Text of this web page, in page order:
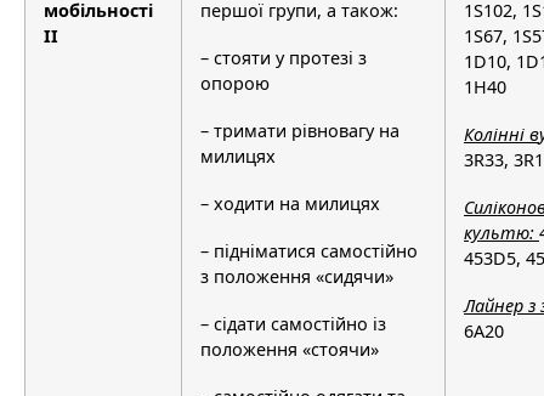
мобільності
II
першої групи, а також:
– стояти у протезі з
опорою
– тримати рівновагу на
милицях
– ходити на милицях
– підніматися самостійно
з положення «сидячи»
– сідати самостійно із
положення «стоячи»
1S102,
1S67,
1D10,
1H40
Колінні в
3R33,
Силі
культю:
453D5,
Лайнер з
6A20